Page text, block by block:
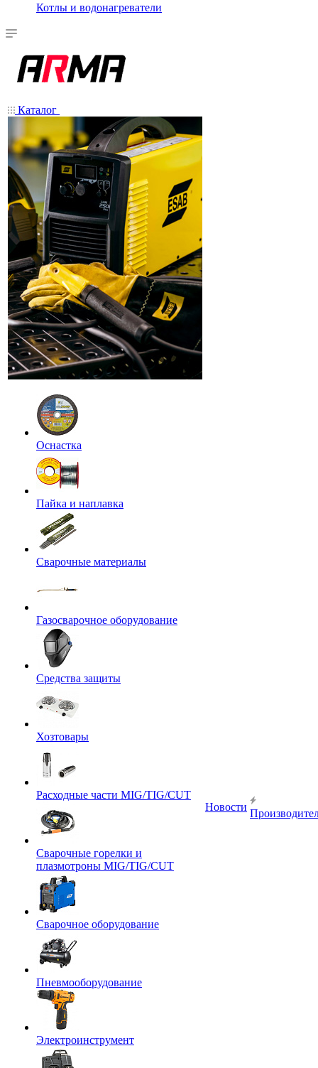
Котлы и водонагреватели
Каталог
Оснастка
Пайка и наплавка
Сварочные материалы
Газосварочное оборудование
Средства защиты
Хозтовары
Расходные части MIG/TIG/CUT
Сварочные горелки и
плазмотроны MIG/TIG/CUT
Сварочное оборудование
Пневмооборудование
Электроинструмент
Новости